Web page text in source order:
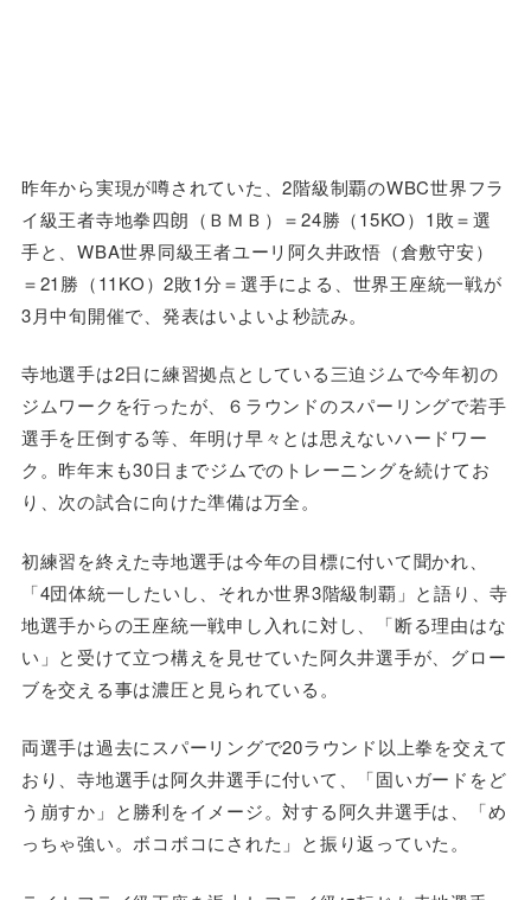
昨年から実現が噂されていた、2階級制覇のWBC世界フラ
イ級王者寺地拳四朗（ＢＭＢ）＝24勝（15KO）1敗＝選
手と、WBA世界同級王者ユーリ阿久井政悟（倉敷守安）
＝21勝（11KO）2敗1分＝選手による、世界王座統一戦が
3月中旬開催で、発表はいよいよ秒読み。
寺地選手は2日に練習拠点としている三迫ジムで今年初の
ジムワークを行ったが、６ラウンドのスパーリングで若手
選手を圧倒する等、年明け早々とは思えないハードワー
ク。昨年末も30日までジムでのトレーニングを続けてお
り、次の試合に向けた準備は万全。
初練習を終えた寺地選手は今年の目標に付いて聞かれ、
「4団体統一したいし、それか世界3階級制覇」と語り、寺
地選手からの王座統一戦申し入れに対し、「断る理由はな
い」と受けて立つ構えを見せていた阿久井選手が、グロー
ブを交える事は濃圧と見られている。
両選手は過去にスパーリングで20ラウンド以上拳を交えて
おり、寺地選手は阿久井選手に付いて、「固いガードをど
う崩すか」と勝利をイメージ。対する阿久井選手は、「め
っちゃ強い。ボコボコにされた」と振り返っていた。